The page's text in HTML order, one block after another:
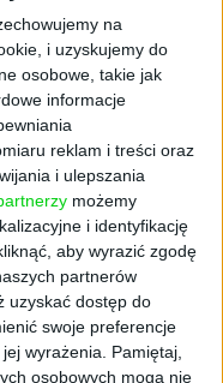
na
i uzyskujemy do
osobowe, takie jak
informacje
reklam i treści oraz
i ulepszania
możemy
i identyfikację
aby wyrazić zgodę
partnerów
uzyskać dostęp do
swoje preferencje
wyrażenia.
Pamiętaj,
osobowych mogą nie
krążek "25"
ze
The Sun
za trasę
Adele
jedną noc
ok. 685 tys.
ponieważ
i rozważa
Dlaczego
tam mieć swoją